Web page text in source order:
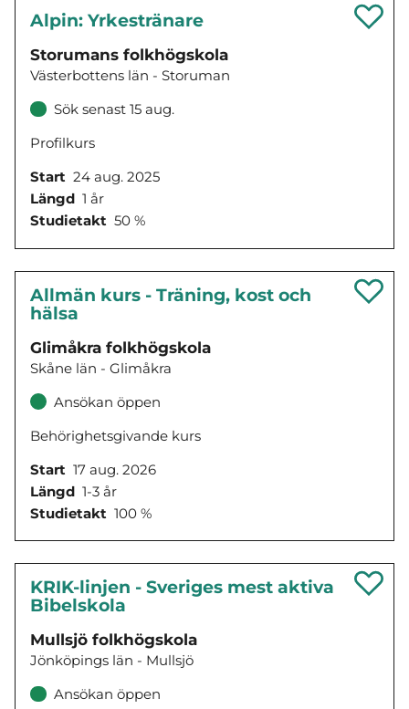
Alpin: Yrkestränare
Storumans folkhögskola
Västerbottens län - Storuman
Sök senast 15 aug.
Profilkurs
Start 24 aug. 2025
Längd 1 år
Studietakt 50 %
Allmän kurs - Träning, kost och
hälsa
Glimåkra folkhögskola
Skåne län - Glimåkra
Ansökan öppen
Behörighetsgivande kurs
Start 17 aug. 2026
Längd 1-3 år
Studietakt 100 %
KRIK-linjen - Sveriges mest aktiva
Bibelskola
Mullsjö folkhögskola
Jönköpings län - Mullsjö
Ansökan öppen